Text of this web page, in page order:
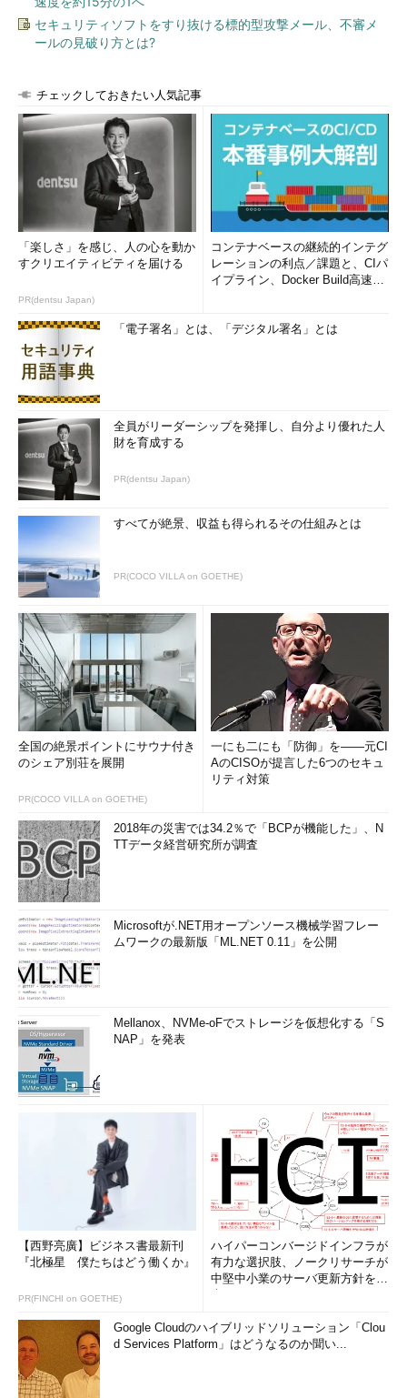
セキュリティソフトをすり抜ける標的型攻撃メール、不審メ
ールの見破り方とは?
チェックしておきたい人気記事
「楽しさ」を感じ、人の心を動か
すクリエイティビティを届ける
PR(dentsu Japan)
コンテナベースの継続的インテグ
レーションの利点／課題と、CIパ
イプライン、Docker Build高速化
「電子署名」とは、「デジタル署名」とは
全員がリーダーシップを発揮し、自分より優れた人
財を育成する
PR(dentsu Japan)
すべてが絶景、収益も得られるその仕組みとは
PR(COCO VILLA on GOETHE)
全国の絶景ポイントにサウナ付き
のシェア別荘を展開
PR(COCO VILLA on GOETHE)
一にも二にも「防御」を――元CI
AのCISOが提言した6つのセキュ
リティ対策
2018年の災害では34.2％で「BCPが機能した」、N
TTデータ経営研究所が調査
Microsoftが.NET用オープンソース機械学習フレー
ムワークの最新版「ML.NET 0.11」を公開
Mellanox、NVMe-oFでストレージを仮想化する「S
NAP」を発表
【西野亮廣】ビジネス書最新刊
『北極星 僕たちはどう働くか』
PR(FINCHI on GOETHE)
ハイパーコンバージドインフラが
有力な選択肢、ノークリサーチが
中堅中小業のサーバ更新方針を調
Google Cloudのハイブリッドソリューション「Clou
d Services Platform」はどうなるのか聞い...